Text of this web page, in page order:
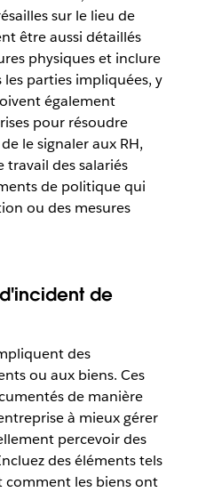
sur le lieu de
être aussi détaillés
physiques et inclure
parties impliquées, y
également
pour résoudre
le signaler aux RH,
travail des salariés
de politique qui
ou des mesures
de
des
ou aux biens. Ces
de manière
à mieux gérer
percevoir des
des éléments tels
comment les biens ont